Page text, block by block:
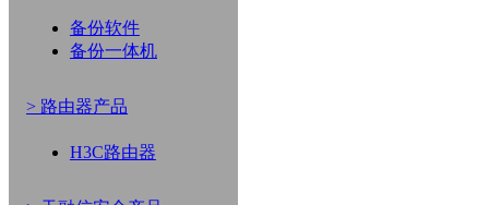
备份软件
备份一体机
> 路由器产品
H3C路由器